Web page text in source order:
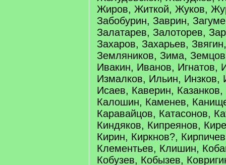
Жиров, Житкой, Жуков,
Забобурин, Заврин,
Залатарев, Залоторев,
Захаров, Захарьев,
Земляников, Зима,
Ивакин, Иванов, Игнатов,
Измалков, Ильин, Инзков,
Исаев, Каверин,
Калошин, Каменев,
Каравайцов, Катасонов,
Киндяков, Кипреянов,
Кирин, Киркнов?,
Клементьев, Клишин,
Кобузев, Кобызев,